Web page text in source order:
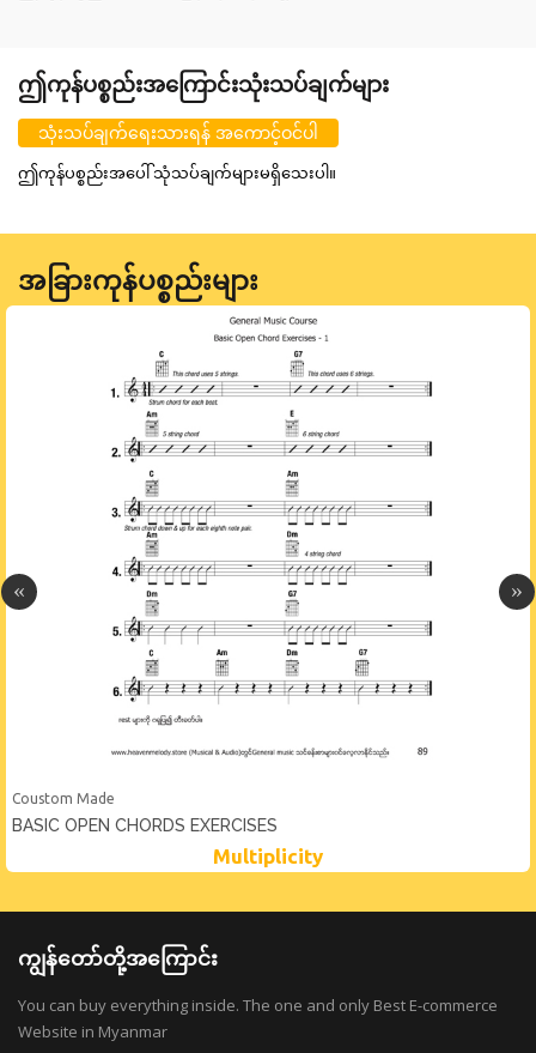
ဤကုန်ပစ္စည်းအကြောင်းသုံးသပ်ချက်များ
သုံးသပ်ချက်ရေးသားရန် အကောင့်ဝင်ပါ
ဤကုန်ပစ္စည်းအပေါ် သုံသပ်ချက်များမရှိသေးပါ။
အခြားကုန်ပစ္စည်းများ
Coustom Made
BASIC OPEN CHORDS EXERCISES
Multiplicity
ကျွန်တော်တို့အကြောင်း
You can buy everything inside. The one and only Best E-commerce
Website in Myanmar